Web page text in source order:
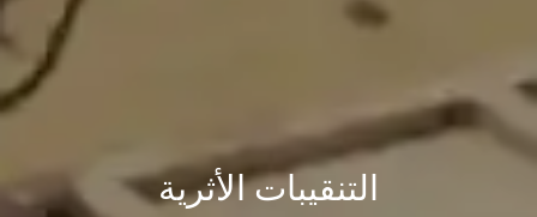
التنقيبات الأثرية